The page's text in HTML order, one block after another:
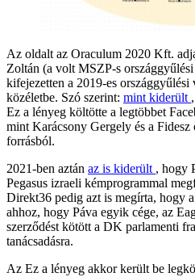
Az oldalt az Oraculum 2020 Kft.
Zoltán (a volt MSZP-s
kifejezetten a 2019-es országgyűlési
közéletbe. Szó szerint: mint kiderült
Ez a lényeg költötte a legtöbbet
mint Karácsony Gergely és a
forrásból.
2021-ben aztán az is kiderült , hogy
Pegasus izraeli kémprogrammal
Direkt36 pedig azt is megírta, hogy
ahhoz, hogy Páva egyik cége, az
szerződést kötött a DK parlamenti
tanácsadásra.
Az Ez a lényeg akkor került be